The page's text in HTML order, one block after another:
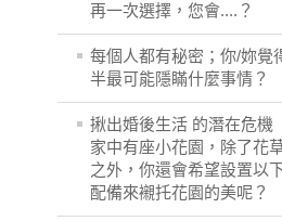
再一次選擇，您會....？
每個人都有秘密；你/妳覺
半最可能隱瞞什麼事情？
揪出婚後生活 的潛在危機
家中有座小花園，除了花
之外，你還會希望設置以
配備來襯托花園的美呢？